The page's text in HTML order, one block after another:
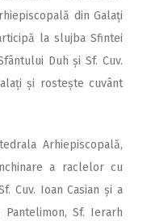
din Galați
la slujba Sfintei
Duh și Sf. Cuv.
și rostește cuvânt
Arhiepiscopală,
a raclelor cu
Cuv. Ioan Casian și a
Sf. Ierarh